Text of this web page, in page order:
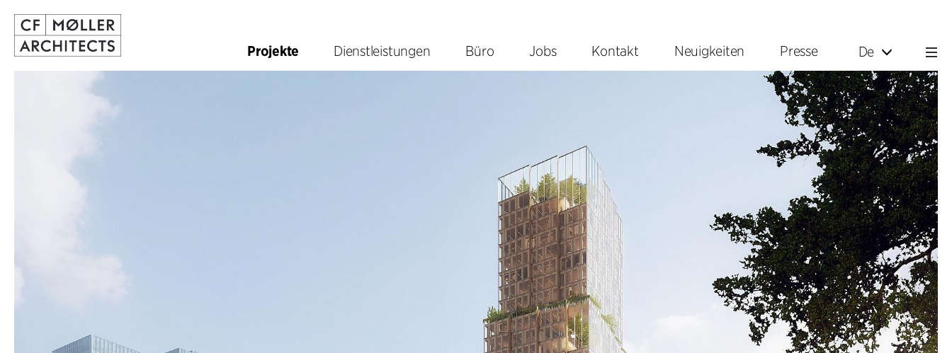
Projekte Dienstleistungen Büro Jobs Kontakt Neuigkeiten Presse De